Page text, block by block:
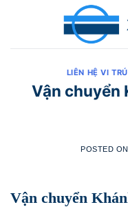
LIÊN HỆ VI
Vận chuyển
POSTED ON
Vận chuyển